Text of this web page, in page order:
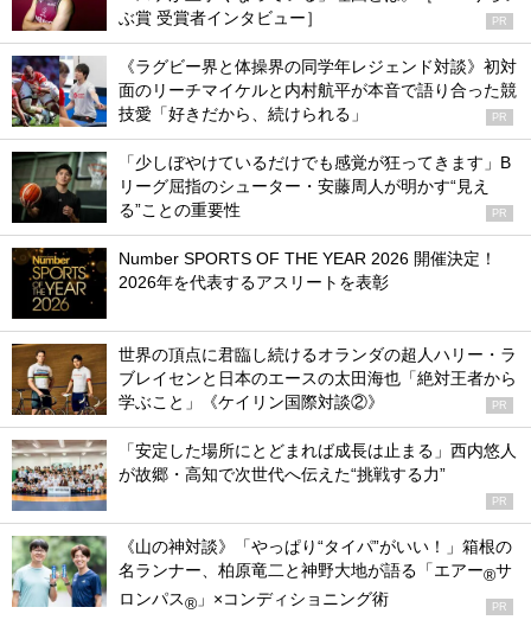
ぶ賞 受賞者インタビュー］
PR
《ラグビー界と体操界の同学年レジェンド対談》初対
面のリーチマイケルと内村航平が本音で語り合った競
技愛「好きだから、続けられる」
PR
「少しぼやけているだけでも感覚が狂ってきます」B
リーグ屈指のシューター・安藤周人が明かす“見え
る”ことの重要性
PR
Number SPORTS OF THE YEAR 2026 開催決定！
2026年を代表するアスリートを表彰
世界の頂点に君臨し続けるオランダの超人ハリー・ラ
ブレイセンと日本のエースの太田海也「絶対王者から
学ぶこと」《ケイリン国際対談②》
PR
「安定した場所にとどまれば成長は止まる」西内悠人
が故郷・高知で次世代へ伝えた“挑戦する力”
PR
《山の神対談》「やっぱり“タイパ”がいい！」箱根の
名ランナー、柏原竜二と神野大地が語る「エアー®サ
ロンパス® 」×コンディショニング術 PR